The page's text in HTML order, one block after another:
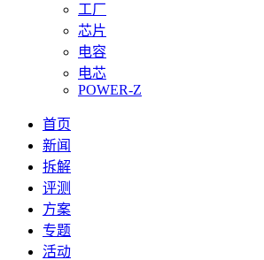
工厂
芯片
电容
电芯
POWER-Z
首页
新闻
拆解
评测
方案
专题
活动